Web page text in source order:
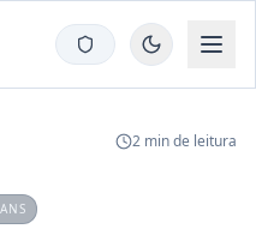
2 min de leitura